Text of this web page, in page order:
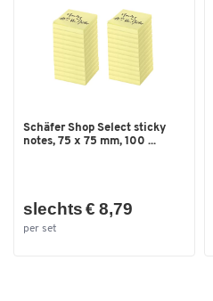
Schäfer Shop Select sticky
notes, 75 x 75 mm, 100 ...
slechts € 8,79
per set